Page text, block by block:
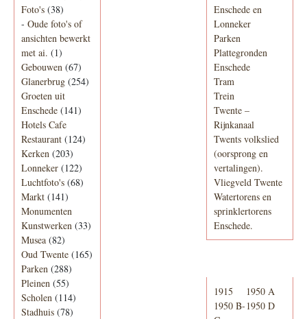
Foto's (38)
- Oude foto's of
ansichten bewerkt
met ai. (1)
Gebouwen (67)
Glanerbrug (254)
Groeten uit
Enschede (141)
Hotels Cafe
Restaurant (124)
Kerken (203)
Lonneker (122)
Luchtfoto's (68)
Markt (141)
Monumenten
Kunstwerken (33)
Musea (82)
Oud Twente (165)
Parken (288)
Pleinen (55)
Scholen (114)
Stadhuis (78)
Enschede en
Lonneker
Parken
Plattegronden
Enschede
Tram
Trein
Twente –
Rijnkanaal
Twents volkslied
(oorsprong en
vertalingen).
Vliegveld Twente
Watertorens en
sprinklertorens
Enschede.
1915
1950 A
1950 B- 1950 D